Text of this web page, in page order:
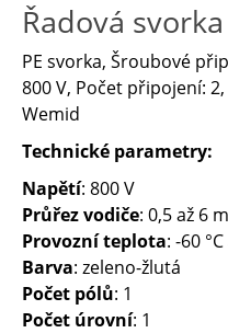
Řadová svorka
PE svorka, Šroubové
800 V, Počet připojení:
Wemid
Technické parametry:
Napětí: 800 V
Průřez vodiče: 0,5 až 6
Provozní teplota: -60
Barva: zeleno-žlutá
Počet pólů: 1
Počet úrovní: 1